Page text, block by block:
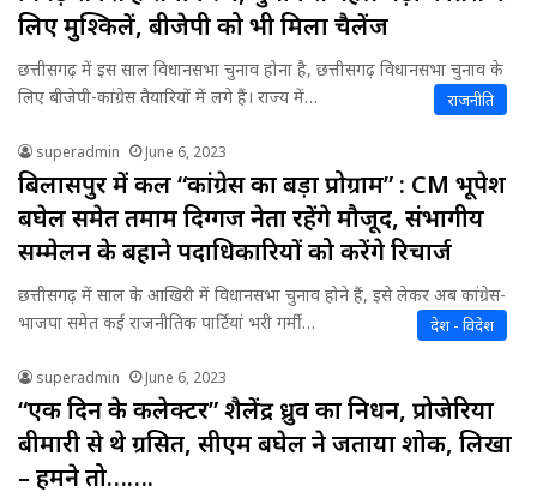
लिए मुश्किलें, बीजेपी को भी मिला चैलेंज
छत्तीसगढ़ में इस साल विधानसभा चुनाव होना है, छत्तीसगढ़ विधानसभा चुनाव के
लिए बीजेपी-कांग्रेस तैयारियों में लगे हैं। राज्य में…
राजनीति
superadmin June 6, 2023
बिलासपुर में कल “कांग्रेस का बड़ा प्रोग्राम” : CM भूपेश
बघेल समेत तमाम दिग्गज नेता रहेंगे मौजूद, संभागीय
सम्मेलन के बहाने पदाधिकारियों को करेंगे रिचार्ज
छत्तीसगढ़ में साल के आखिरी में विधानसभा चुनाव होने हैं, इसे लेकर अब कांग्रेस-
भाजपा समेत कई राजनीतिक पार्टियां भरी गर्मी…
देश - विदेश
superadmin June 6, 2023
“एक दिन के कलेक्टर” शैलेंद्र ध्रुव का निधन, प्रोजेरिया
बीमारी से थे ग्रसित, सीएम बघेल ने जताया शोक, लिखा
– हमने तो…….